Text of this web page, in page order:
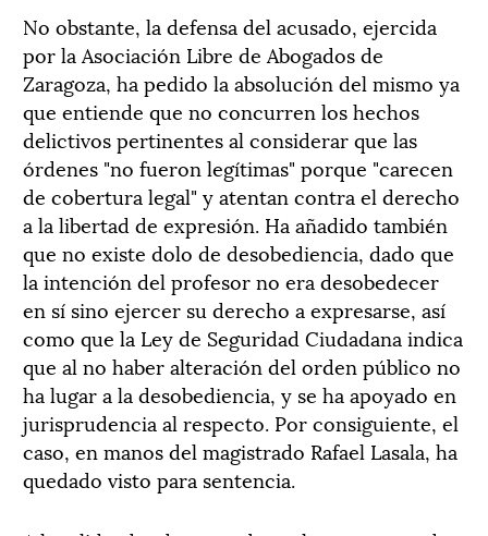
No obstante, la defensa del acusado, ejercida
por la Asociación Libre de Abogados de
Zaragoza, ha pedido la absolución del mismo ya
que entiende que no concurren los hechos
delictivos pertinentes al considerar que las
órdenes "no fueron legítimas" porque "carecen
de cobertura legal" y atentan contra el derecho
a la libertad de expresión. Ha añadido también
que no existe dolo de desobediencia, dado que
la intención del profesor no era desobedecer
en sí sino ejercer su derecho a expresarse, así
como que la Ley de Seguridad Ciudadana indica
que al no haber alteración del orden público no
ha lugar a la desobediencia, y se ha apoyado en
jurisprudencia al respecto. Por consiguiente, el
caso, en manos del magistrado Rafael Lasala, ha
quedado visto para sentencia.